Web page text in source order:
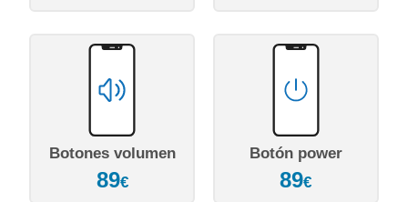
Botones volumen
89€
Botón power
89€